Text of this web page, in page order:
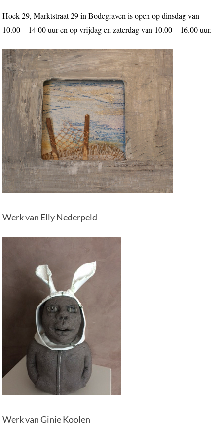
Hoek 29, Marktstraat 29 in Bodegraven is open op dinsdag van
10.00 – 14.00 uur en op vrijdag en zaterdag van 10.00 – 16.00 uur.
Werk van Elly Nederpeld
Werk van Ginie Koolen